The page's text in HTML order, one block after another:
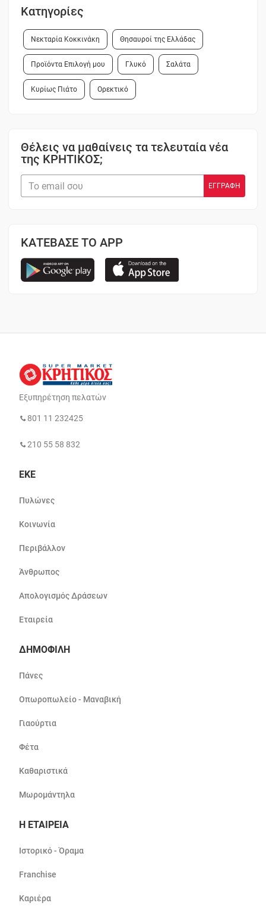
Κατηγορίες
Νεκταρία Κοκκινάκη Θησαυροί της Ελλάδας
Προϊόντα Επιλογή μου Γλυκό Σαλάτα
Κυρίως Πιάτο Ορεκτικό
Θέλεις να μαθαίνεις τα τελευταία νέα
της ΚΡΗΤΙΚΟΣ;
ΚΑΤΕΒΑΣΕ ΤΟ APP
Εξυπηρέτηση πελατών
801 11 232425
210 55 58 832
ΕΚΕ
Πυλώνες
Κοινωνία
Περιβάλλον
Άνθρωπος
Απολογισμός Δράσεων
Εταιρεία
ΔΗΜΟΦΙΛΗ
Πάνες
Οπωροπωλείο - Μαναβική
Γιαούρτια
Φέτα
Καθαριστικά
Μωρομάντηλα
Η ΕΤΑΙΡΕΙΑ
Ιστορικό - Όραμα
Franchise
Καριέρα